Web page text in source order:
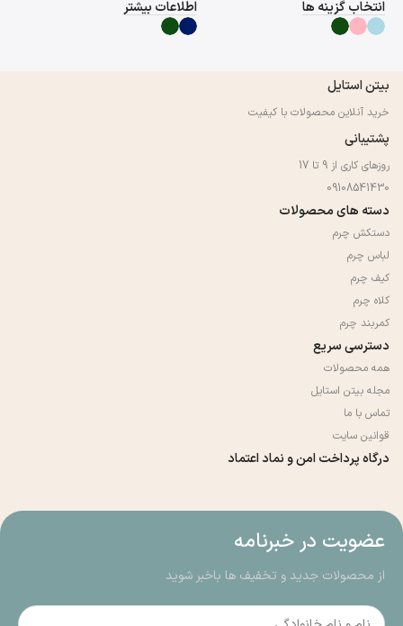
انتخاب گزینه ها اطلاعات بیشتر
بیتن استایل
خرید آنلاین محصولات با کیفیت
پشتیبانی
روزهای کاری از 9 تا 17
09108541430
دسته های محصولات
دستکش چرم
لباس چرم
کیف چرم
کلاه چرم
کمربند چرم
دسترسی سریع
همه محصولات
مجله بیتن استایل
تماس با ما
قوانین سایت
درگاه پرداخت امن و نماد اعتماد
عضویت در خبرنامه
از محصولات جدید و تخفیف ها باخبر شوید